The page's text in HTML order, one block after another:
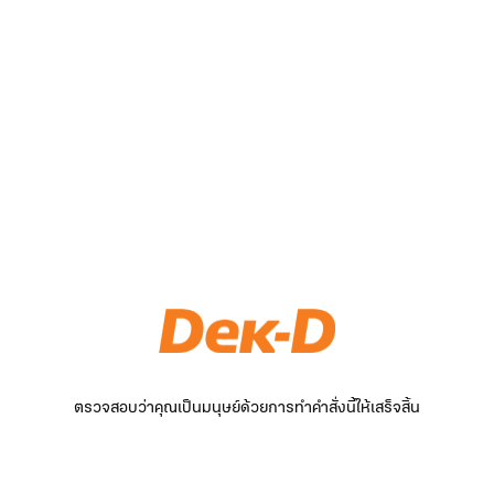
ตรวจสอบว่าคุณเป็นมนุษย์ด้วยการทำคำสั่งนี้ให้เสร็จสิ้น